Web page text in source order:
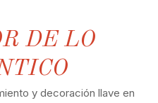
DE LO
y decoración llave en